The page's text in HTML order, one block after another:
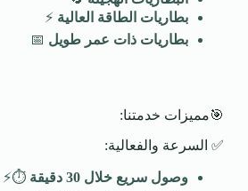
بطاريات الطاقة العالية ⚡
بطاريات ذات عمر طويل 📅
🎯مميزات خدمتنا:
✅ السرعة والفعالية:
وصول سريع خلال 30 دقيقة
⏱️⚡